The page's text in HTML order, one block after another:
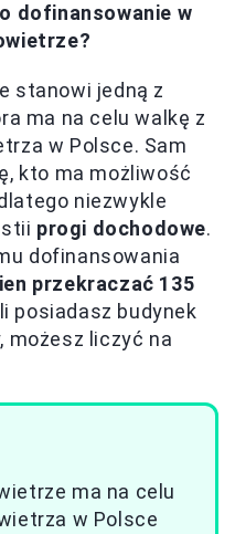
dofinansowanie w
stanowi jedną z
ma na celu walkę z
w Polsce. Sam
kto ma możliwość
niezwykle
progi dochodowe.
dofinansowania
przekraczać 135
posiadasz budynek
możesz liczyć na
ma na celu
w Polsce